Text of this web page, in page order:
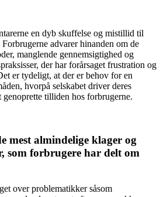
en dyb skuffelse og mistillid til
advarer hinanden om de
manglende gennemsigtighed og
der har forårsaget frustration og
er tydeligt, at der er behov for en
hvorpå selskabet driver deres
tilliden hos forbrugerne.
mest almindelige klager og
som forbrugere har delt om
over problematikker såsom